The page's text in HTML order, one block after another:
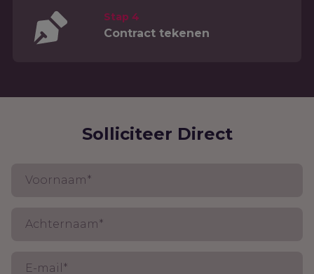
Stap 4
Contract tekenen
Solliciteer Direct